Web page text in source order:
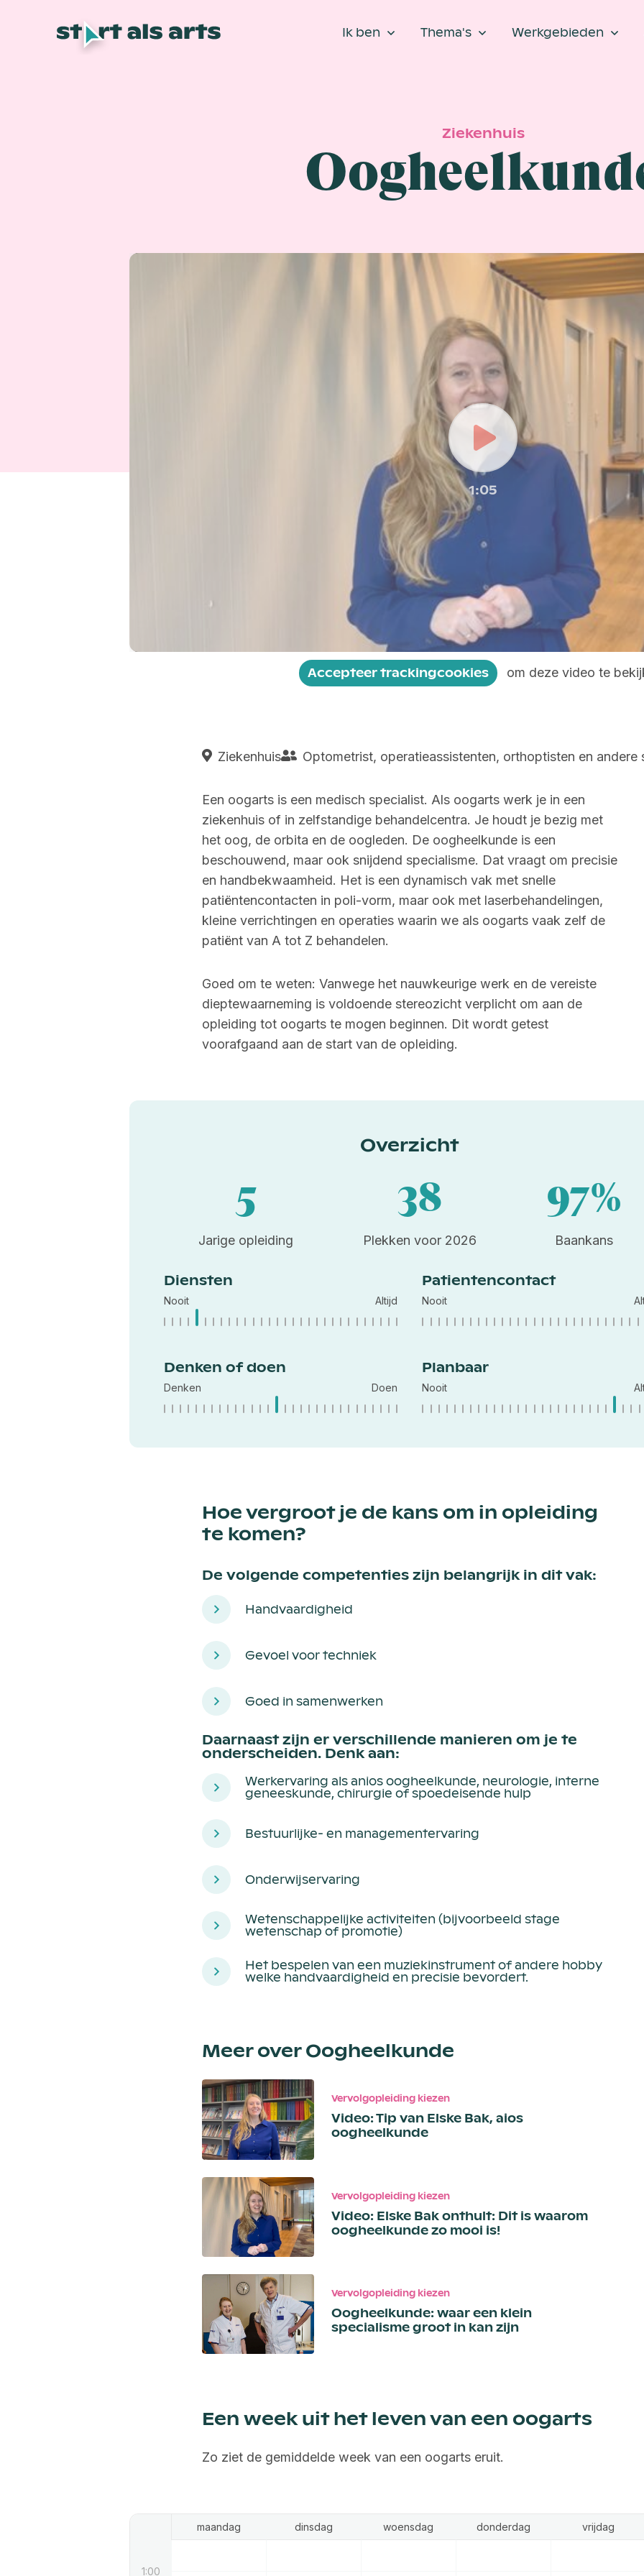
Ik ben Thema's Werkgebieden
Ziekenhuis
1:05
Play
Play
Accepteer trackingcookies om deze video te
Ziekenhuis Optometrist, operatieassistenten, orthoptisten en andere
Een oogarts is een medisch specialist. Als oogarts werk je in een
ziekenhuis of in zelfstandige behandelcentra. Je houdt je bezig met
het oog, de orbita en de oogleden. De oogheelkunde is een
beschouwend, maar ook snijdend specialisme. Dat vraagt om precisie
en handbekwaamheid. Het is een dynamisch vak met snelle
patiëntencontacten in poli-vorm, maar ook met laserbehandelingen,
kleine verrichtingen en operaties waarin we als oogarts vaak zelf de
patiënt van A tot Z behandelen.
Goed om te weten: Vanwege het nauwkeurige werk en de vereiste
dieptewaarneming is voldoende stereozicht verplicht om aan de
opleiding tot oogarts te mogen beginnen. Dit wordt getest
voorafgaand aan de start van de opleiding.
Overzicht
5
Jarige opleiding
38
Plekken voor 2026
97%
Baankans
Diensten
Nooit Altijd
Patientencontact
Nooit
Denken of doen
Denken Doen
Planbaar
Nooit
Hoe vergroot je de kans om in opleiding
te komen?
De volgende competenties zijn belangrijk in dit vak:
Handvaardigheid
Gevoel voor techniek
Goed in samenwerken
Daarnaast zijn er verschillende manieren om je te
onderscheiden. Denk aan:
Werkervaring als anios oogheelkunde, neurologie, interne
geneeskunde, chirurgie of spoedeisende hulp
Bestuurlijke- en managementervaring
Onderwijservaring
Wetenschappelijke activiteiten (bijvoorbeeld stage
wetenschap of promotie)
Het bespelen van een muziekinstrument of andere hobby
welke handvaardigheid en precisie bevordert.
Meer over Oogheelkunde
Vervolgopleiding kiezen
Video: Tip van Elske Bak, aios
oogheelkunde
Vervolgopleiding kiezen
Video: Elske Bak onthult: Dit is waarom
oogheelkunde zo mooi is!
Vervolgopleiding kiezen
Oogheelkunde: waar een klein
specialisme groot in kan zijn
Een week uit het leven van een oogarts
Zo ziet de gemiddelde week van een oogarts eruit.
maandag dinsdag woensdag donderdag vrijdag
1:00